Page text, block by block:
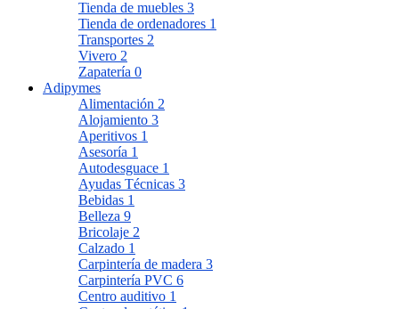
Tienda de muebles 3
Tienda de ordenadores 1
Transportes 2
Vivero 2
Zapatería 0
Adipymes
Alimentación 2
Alojamiento 3
Aperitivos 1
Asesoría 1
Autodesguace 1
Ayudas Técnicas 3
Bebidas 1
Belleza 9
Bricolaje 2
Calzado 1
Carpintería de madera 3
Carpintería PVC 6
Centro auditivo 1